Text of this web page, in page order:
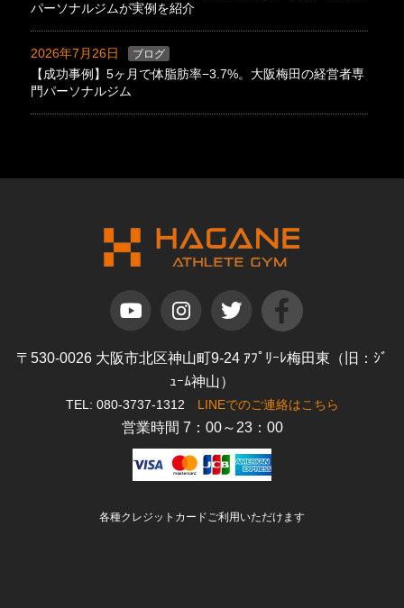
パーソナルジムが実例を紹介
2026年7月26日 ブログ
【成功事例】5ヶ月で体脂肪率−3.7%。大阪梅田の経営者専
門パーソナルジム
〒530-0026 大阪市北区神山町9-24 ｱﾌﾟﾘｰﾚ梅田東（旧：ｼﾞ
ｭｰﾑ神山）
TEL: 080-3737-1312 LINEでのご連絡はこちら
営業時間 7：00～23：00
各種クレジットカードご利用いただけます